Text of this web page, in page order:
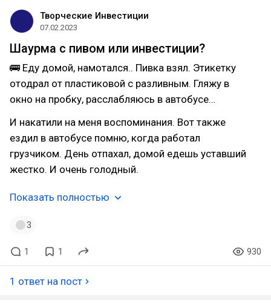
Творческие Инвестиции
07.02.2023
Шаурма с пивом или инвестиции?
🚌 Еду домой, намотался.. Пивка взял. Этикетку
отодрал от пластиковой с разливным. Гляжу в
окно на пробку, расслабляюсь в автобусе…
И накатили на меня воспоминания. Вот также
ездил в автобусе помню, когда работал
грузчиком. День отпахал, домой едешь уставший
жестко. И очень голодный.
Показать полностью
3
1 1 930
1 ответ на пост